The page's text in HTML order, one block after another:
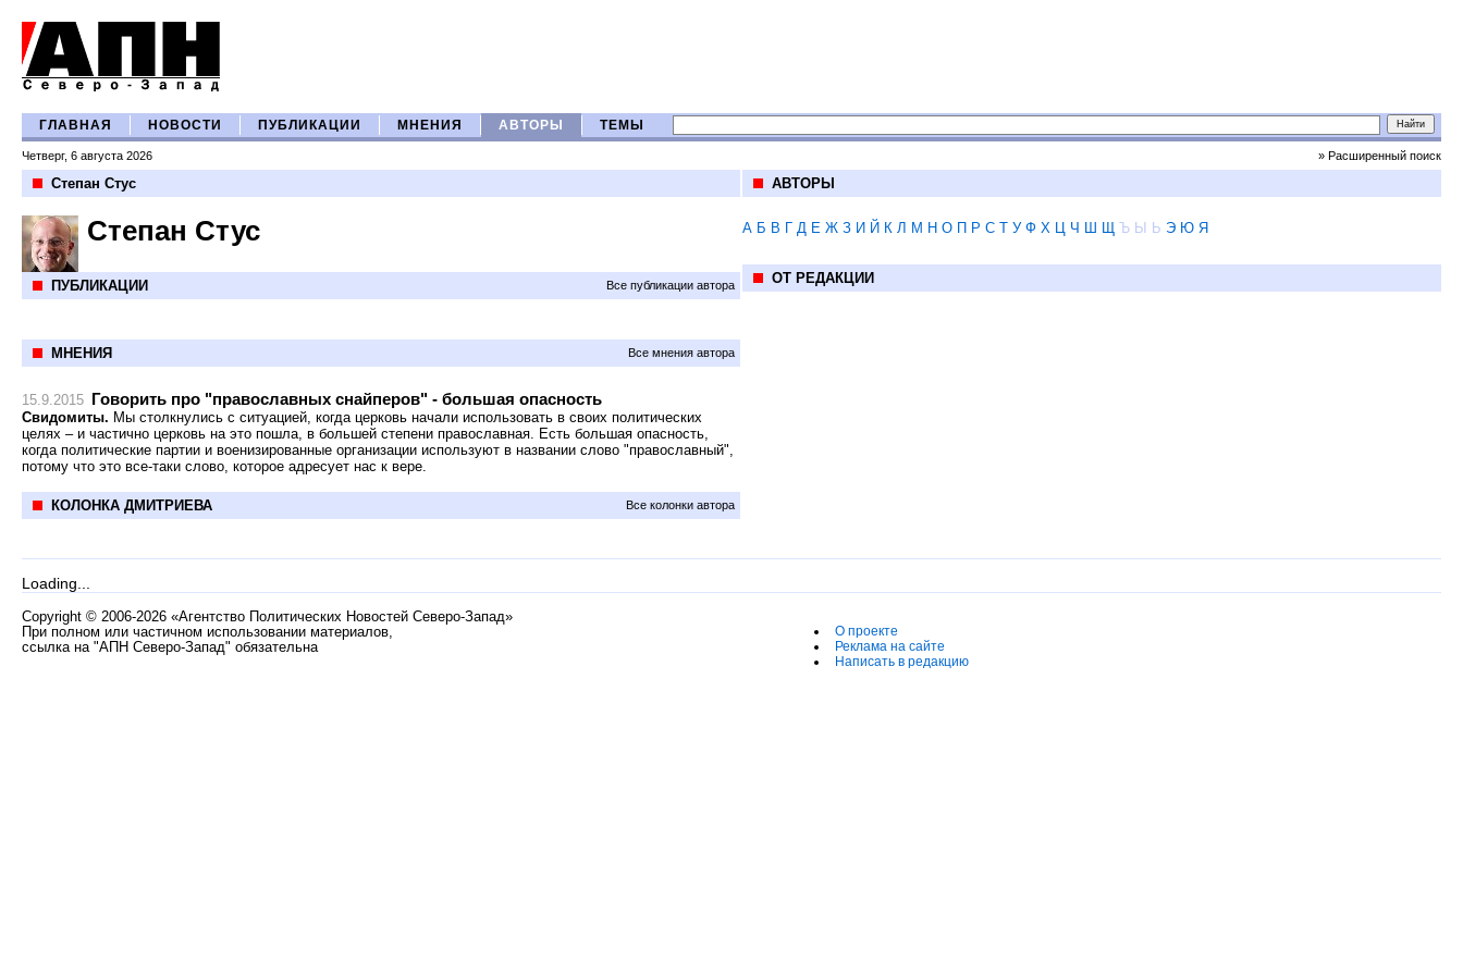
ГЛАВНАЯ НОВОСТИ ПУБЛИКАЦИИ МНЕНИЯ АВТОРЫ ТЕМЫ
Четверг, 6 августа 2026 » Расширенный поиск
Степан Стус
Степан Стус
ПУБЛИКАЦИИ Все публикации автора
МНЕНИЯ Все мнения автора
15.9.2015 Говорить про "православных снайперов" - большая опасность
Свидомиты. Мы столкнулись с ситуацией, когда церковь начали использовать в своих политических
целях – и частично церковь на это пошла, в большей степени православная. Есть большая опасность,
когда политические партии и военизированные организации используют в названии слово "православный",
потому что это все-таки слово, которое адресует нас к вере.
КОЛОНКА ДМИТРИЕВА Все колонки автора
АВТОРЫ
А Б В Г Д Е Ж З И Й К Л М Н О П Р С Т У Ф Х Ц Ч Ш Щ Ъ Ы Ь Э Ю Я
ОТ РЕДАКЦИИ
Loading...
Copyright © 2006-2026 «Агентство Политических Новостей Северо-Запад»
При полном или частичном использовании материалов,
ссылка на "АПН Северо-Запад" обязательна
О проекте
Реклама на сайте
Написать в редакцию